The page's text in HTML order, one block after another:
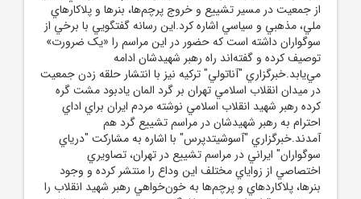
از جمعيت در مسير تشييع و خروج پرچم‌ها، بنرها و پلاکارهاي
ملي، مذهبي و سياسي اشاره کرد.اين رسانه گفتگويي با برخي از
سوگواران داشته است که حضور در اين مراسم را «يک ضرورت»
توصيف کرده و گفته‌اند راه رهبر شهيدشان ادامه
مي‌يابد.خبرگزاري "آناتولي" ترکيه نيز با انتشار حلقه زدن جمعيت
در ميدان انقلاب اسلامي تهران بر گرد المان يادبود مشت گره
کرده رهبر شهيد انقلاب اسلامي نوشته مردم ايران براي اداي
احترام به رهبر شهيدشان در مراسم تشييع گرد هم
آمدند.خبرگزاري "آسوشيتدپرس" با اشاره به مشارکت "درياي
سوگواران" ايراني در مراسم تشييع در تهران، تصاويري
اختصاصي از زواياي مختلف اين وداع را منتشر کرده و وجود
بنرها، پلاکاردهاي و پرچم‌ها به خون‌خواهي رهبر شهيد انقلاب را